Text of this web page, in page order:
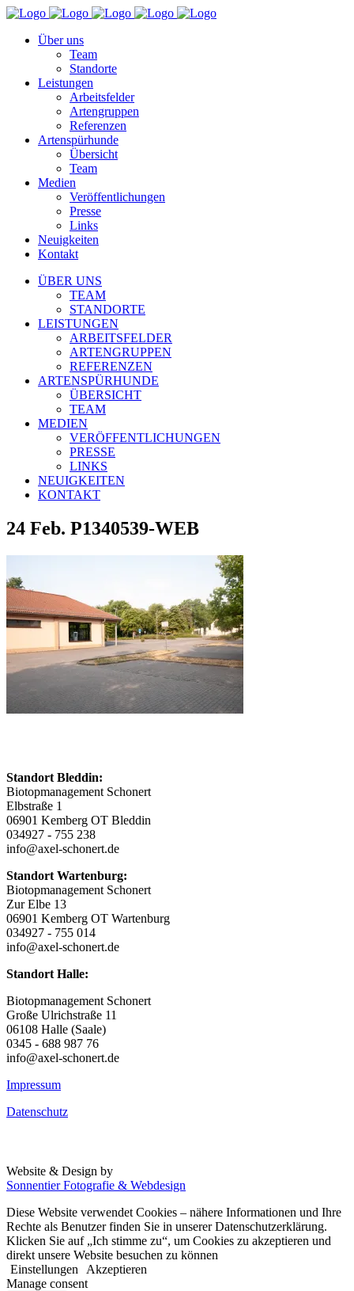
Über uns
Team
Standorte
Leistungen
Arbeitsfelder
Artengruppen
Referenzen
Artenspürhunde
Übersicht
Team
Medien
Veröffentlichungen
Presse
Links
Neuigkeiten
Kontakt
ÜBER UNS
TEAM
STANDORTE
LEISTUNGEN
ARBEITSFELDER
ARTENGRUPPEN
REFERENZEN
ARTENSPÜRHUNDE
ÜBERSICHT
TEAM
MEDIEN
VERÖFFENTLICHUNGEN
PRESSE
LINKS
NEUIGKEITEN
KONTAKT
24 Feb. P1340539-WEB
Standort Bleddin:
Biotopmanagement Schonert
Elbstraße 1
06901 Kemberg OT Bleddin
034927 - 755 238
info@axel-schonert.de
Standort Wartenburg:
Biotopmanagement Schonert
Zur Elbe 13
06901 Kemberg OT Wartenburg
034927 - 755 014
info@axel-schonert.de
Standort Halle:
Biotopmanagement Schonert
Große Ulrichstraße 11
06108 Halle (Saale)
0345 - 688 987 76
info@axel-schonert.de
Impressum
Datenschutz
Website & Design by
Sonnentier Fotografie & Webdesign
Diese Website verwendet Cookies – nähere Informationen und Ihre
Rechte als Benutzer finden Sie in unserer Datenschutzerklärung.
Klicken Sie auf „Ich stimme zu“, um Cookies zu akzeptieren und
direkt unsere Website besuchen zu können
Einstellungen
Akzeptieren
Manage consent